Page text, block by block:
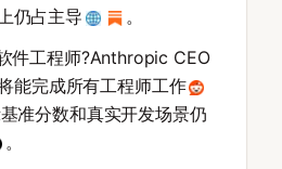
仍占主导
。
件工程师?Anthropic CEO
能完成所有工程师工作
准分数和真实开发场景仍
。